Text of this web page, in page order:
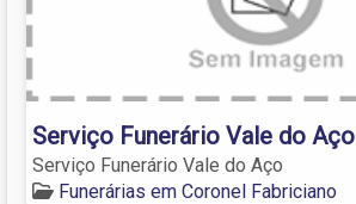
Serviço Funerário Vale do Aço
Serviço Funerário Vale do Aço
Funerárias em Coronel Fabriciano